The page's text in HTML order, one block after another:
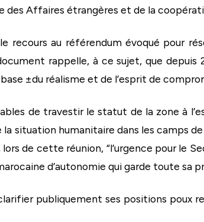
des Affaires étrangères et de la
recours au référendum évoqué pour
rappelle, à ce sujet, que
±du réalisme et de l’esprit de
de travestir le statut de la zone à
la situation humanitaire dans les camps
de cette réunion, “l’urgence pour le
d’autonomie qui garde toute sa
publiquement ses positions